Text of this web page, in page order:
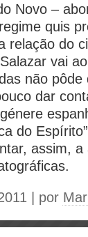
Novo –
quis
relação do
vai
não pôde
dar
do
assim,
| por